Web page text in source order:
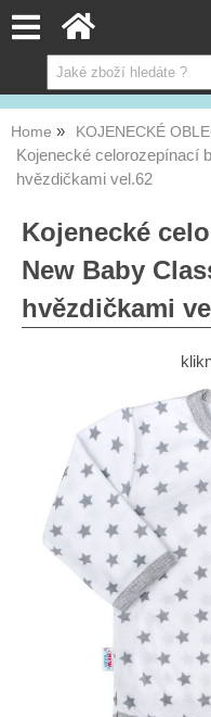
Home KOJENECKÉ
Kojenecké celorozepínací
hvězdičkami vel.62
Kojenecké
New Baby
hvězdičkami